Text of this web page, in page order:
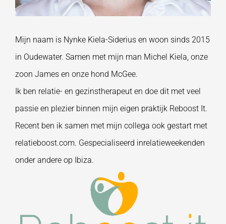
Mijn naam is Nynke Kiela-Siderius en woon sinds 2015
in Oudewater. Samen met mijn man Michel Kiela, onze
zoon James en onze hond McGee.
Ik ben relatie- en gezinstherapeut en doe dit met veel
passie en plezier binnen mijn eigen praktijk Reboost It.
Recent ben ik samen met mijn collega ook gestart met
relatieboost.com. Gespecialiseerd inrelatieweekenden
onder andere op Ibiza.